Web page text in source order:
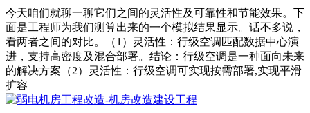
今天咱们就聊一聊它们之间的灵活性及可靠性和节能效果。下
面是工程师为我们测算出来的一个模拟结果显示。话不多说，
看两者之间的对比。（1）灵活性：行级空调匹配数据中心演
进，支持高密度及混合部署。结论：行级空调是一种面向未来
的解决方案（2）灵活性：行级空调可实现按需部署,实现平滑
扩容